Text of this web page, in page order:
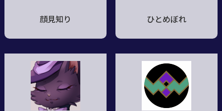
繰るが故にか深い付き合
いは避けるものの、独特
人当たりは存外悪くな
い。常は完全に人の貌を
取るも、化皮の下は狐。
呪いに呪われた血も刃
顔見知り
れた子猫――が数多の苦難を
乗り越え、とっても立派
じ。おす。とは思えな
い、すごくあいらしい見
目――に反してすごくしぶい
声。あとすごくかわいい
ひとめぼれ